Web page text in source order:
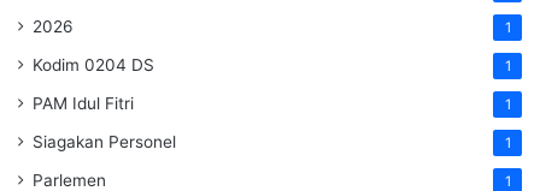
2026 1
Kodim 0204 DS 1
PAM Idul Fitri 1
Siagakan Personel 1
Parlemen 1